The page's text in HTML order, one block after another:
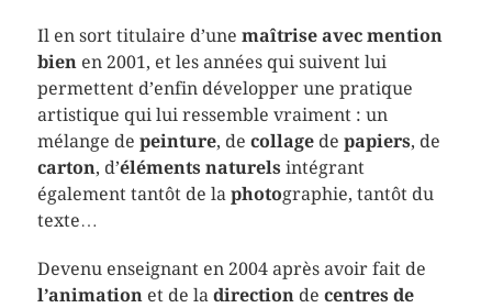
Il en sort titulaire d’une maîtrise avec mention
bienen 2001, et les années qui suivent lui
permettent d’enfin développer une pratique
artistique qui lui ressemble vraiment : un
mélange de peinture, de collagede papiers, de
carton, d’éléments naturelsintégrant
également tantôt de la photographie, tantôt du
texte…
Devenu enseignant en 2004 après avoir fait de
l’animationet de la directionde centres de